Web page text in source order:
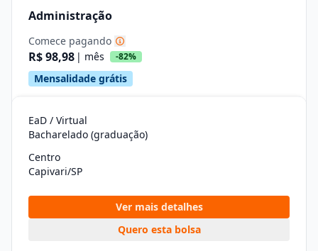
Administração
Comece pagando
R$ 98,98 | mês -82%
Mensalidade grátis
EaD / Virtual
Bacharelado (graduação)
Centro
Capivari/SP
Ver mais detalhes
Quero esta bolsa